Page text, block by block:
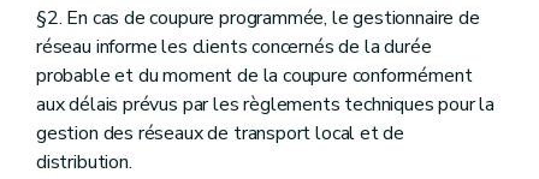
§2. En cas de coupure programmée, le gestionnaire de
réseau informe les clients concernés de la durée
probable et du moment de la coupure conformément
aux délais prévus par les règlements techniques pour la
gestion des réseaux de transport local et de
distribution.